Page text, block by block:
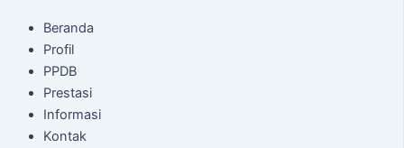
Beranda
Profil
PPDB
Prestasi
Informasi
Kontak